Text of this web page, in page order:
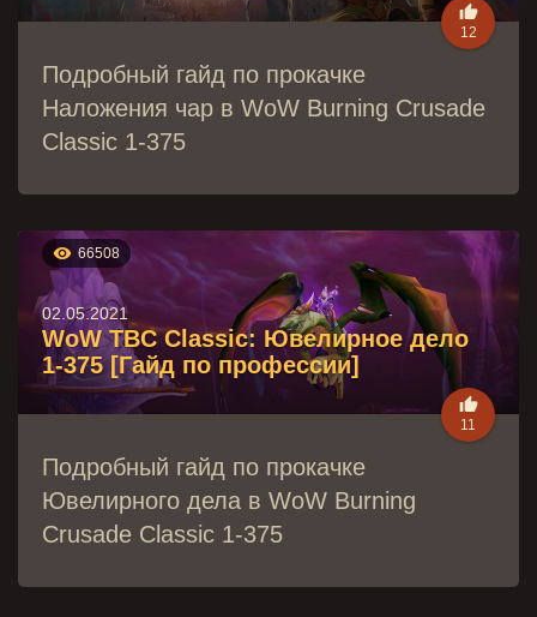

12
Подробный гайд по прокачке
Наложения чар в WoW Burning Crusade
Classic 1-375
 66508
02.05.2021
WoW TBC Classic: Ювелирное дело
1-375 [Гайд по профессии]

11
Подробный гайд по прокачке
Ювелирного дела в WoW Burning
Crusade Classic 1-375